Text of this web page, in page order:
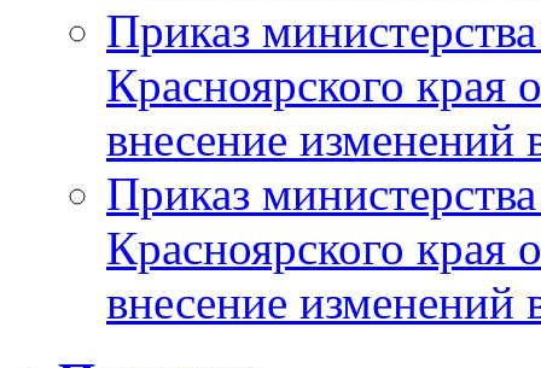
Приказ
Красноярского
внесение изменений
Приказ
Красноярского
внесение изменений